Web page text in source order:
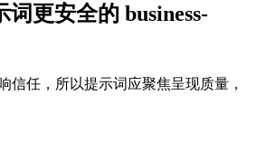
更安全的 business-
信任，所以提示词应聚焦呈现质量，